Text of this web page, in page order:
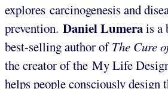
explores carcinogenesis and
prevention. Daniel Lumerais a
best-selling author ofThe Cure
the creator of the My Life
helps people consciously design